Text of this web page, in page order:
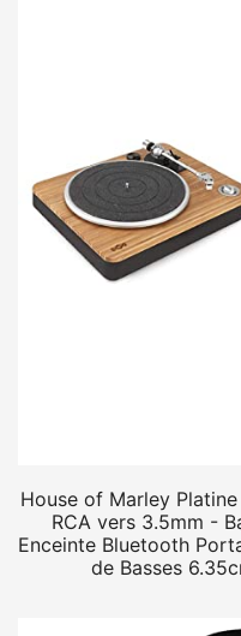
House of Marley
RCA vers 3.5mm -
Enceinte Bluetooth
de Basses